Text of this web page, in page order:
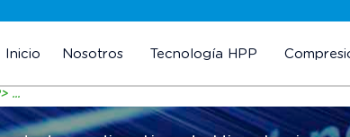
Inicio Nosotros Tecnología HPP
...